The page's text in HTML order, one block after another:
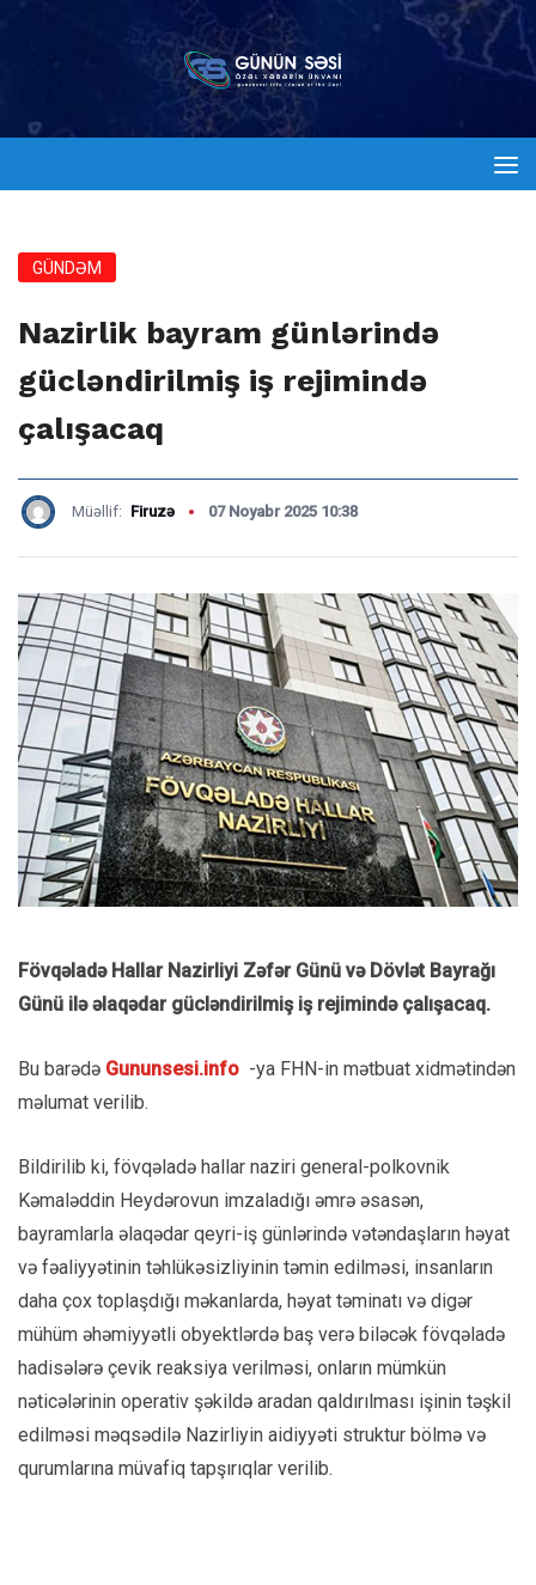
GÜNDƏM
Nazirlik bayram günlərində
gücləndirilmiş iş rejimində
çalışacaq
Müəllif: Firuzə 07 Noyabr 2025 10:38
Fövqəladə Hallar Nazirliyi Zəfər Günü və Dövlət Bayrağı
Günü ilə əlaqədar gücləndirilmiş iş rejimində çalışacaq.
Bu barədə Gununsesi.info -ya FHN-in mətbuat xidmətindən
məlumat verilib.
Bildirilib ki, fövqəladə hallar naziri general-polkovnik
Kəmaləddin Heydərovun imzaladığı əmrə əsasən,
bayramlarla əlaqədar qeyri-iş günlərində vətəndaşların həyat
və fəaliyyətinin təhlükəsizliyinin təmin edilməsi, insanların
daha çox toplaşdığı məkanlarda, həyat təminatı və digər
mühüm əhəmiyyətli obyektlərdə baş verə biləcək fövqəladə
hadisələrə çevik reaksiya verilməsi, onların mümkün
nəticələrinin operativ şəkildə aradan qaldırılması işinin təşkil
edilməsi məqsədilə Nazirliyin aidiyyəti struktur bölmə və
qurumlarına müvafiq tapşırıqlar verilib.